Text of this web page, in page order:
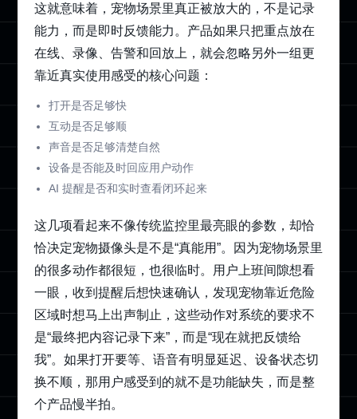
这就意味着，宠物场景里真正被放大的，不是记录
能力，而是即时反馈能力。产品如果只把重点放在
在线、录像、告警和回放上，就会忽略另外一组更
靠近真实使用感受的核心问题：
打开是否足够快
互动是否足够顺
声音是否足够清楚自然
设备是否能及时回应用户动作
AI 提醒是否和实时查看闭环起来
这几项看起来不像传统监控里最亮眼的参数，却恰
恰决定宠物摄像头是不是“真能用”。因为宠物场景里
的很多动作都很短，也很临时。用户上班间隙想看
一眼，收到提醒后想快速确认，发现宠物靠近危险
区域时想马上出声制止，这些动作对系统的要求不
是“最终把内容记录下来”，而是“现在就把反馈给
我”。如果打开要等、语音有明显延迟、设备状态切
换不顺，那用户感受到的就不是功能缺失，而是整
个产品慢半拍。